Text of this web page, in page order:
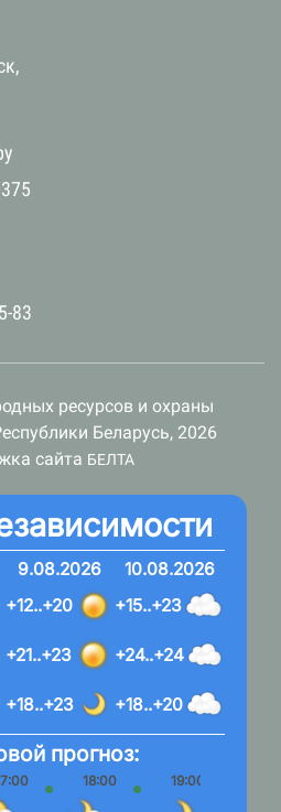
83
ресурсов и охраны
Беларусь, 2026
сайта БЕЛТА
9.08.2026
+12..+20
+21..+23
+18..+23
10.08.2026
+15..+23
+24..+24
+18..+20
прогноз:
18:00 19:00